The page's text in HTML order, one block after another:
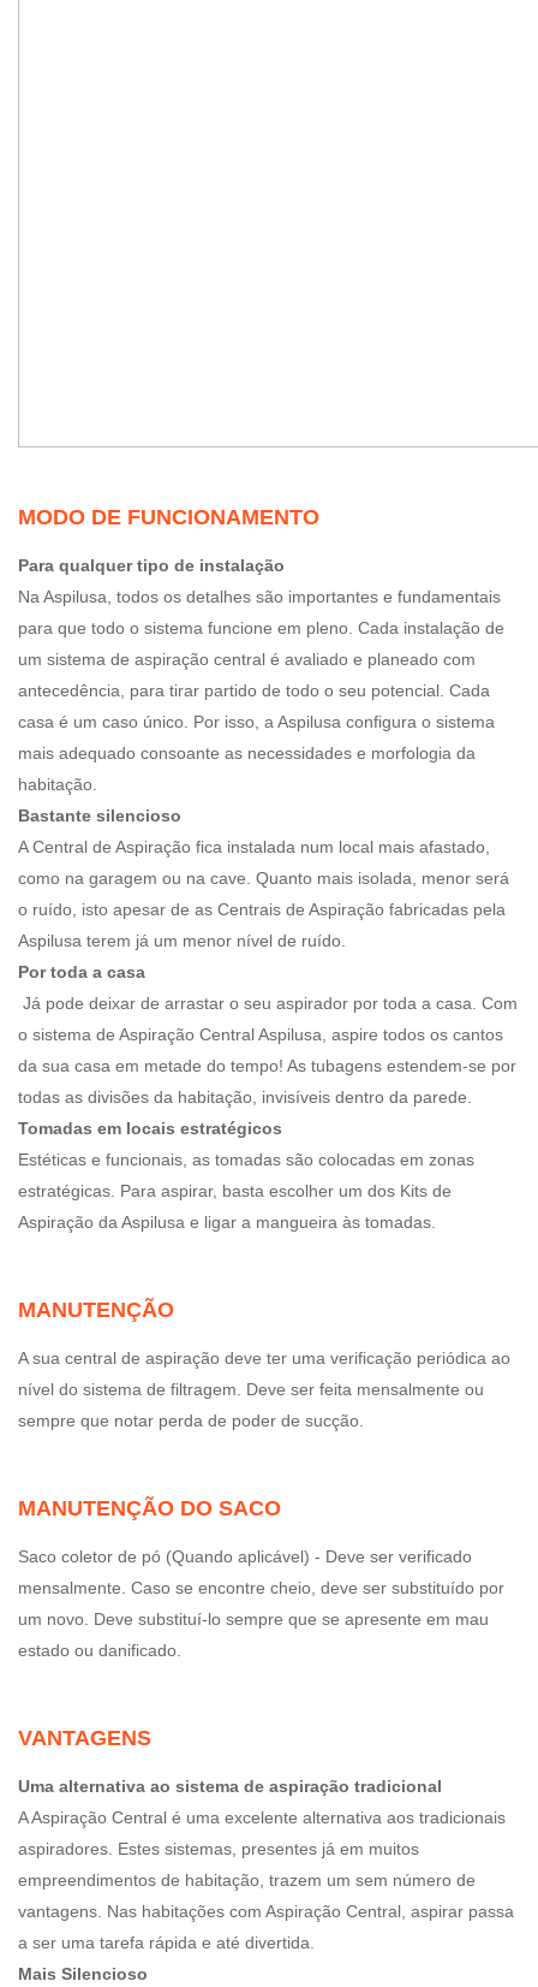
MODO DE FUNCIONAMENTO
Para qualquer tipo de instalação
Na Aspilusa, todos os detalhes são importantes e fundamentais
para que todo o sistema funcione em pleno. Cada instalação de
um sistema de aspiração central é avaliado e planeado com
antecedência, para tirar partido de todo o seu potencial. Cada
casa é um caso único. Por isso, a Aspilusa configura o sistema
mais adequado consoante as necessidades e morfologia da
habitação.
Bastante silencioso
A Central de Aspiração fica instalada num local mais afastado,
como na garagem ou na cave. Quanto mais isolada, menor será
o ruído, isto apesar de as Centrais de Aspiração fabricadas pela
Aspilusa terem já um menor nível de ruído.
Por toda a casa
Já pode deixar de arrastar o seu aspirador por toda a casa. Com
o sistema de Aspiração Central Aspilusa, aspire todos os cantos
da sua casa em metade do tempo! As tubagens estendem-se por
todas as divisões da habitação, invisíveis dentro da parede.
Tomadas em locais estratégicos
Estéticas e funcionais, as tomadas são colocadas em zonas
estratégicas. Para aspirar, basta escolher um dos Kits de
Aspiração da Aspilusa e ligar a mangueira às tomadas.
MANUTENÇÃO
A sua central de aspiração deve ter uma verificação periódica ao
nível do sistema de filtragem. Deve ser feita mensalmente ou
sempre que notar perda de poder de sucção.
MANUTENÇÃO DO SACO
Saco coletor de pó (Quando aplicável) - Deve ser verificado
mensalmente. Caso se encontre cheio, deve ser substituído por
um novo. Deve substituí-lo sempre que se apresente em mau
estado ou danificado.
VANTAGENS
Uma alternativa ao sistema de aspiração tradicional
A Aspiração Central é uma excelente alternativa aos tradicionais
aspiradores. Estes sistemas, presentes já em muitos
empreendimentos de habitação, trazem um sem número de
vantagens. Nas habitações com Aspiração Central, aspirar passa
a ser uma tarefa rápida e até divertida.
Mais Silencioso